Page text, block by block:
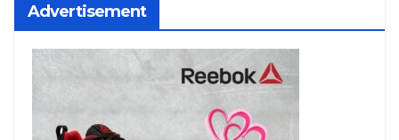
Advertisement